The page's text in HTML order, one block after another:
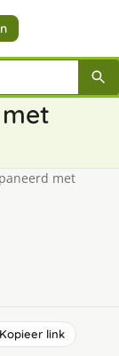
met
Kopieer link